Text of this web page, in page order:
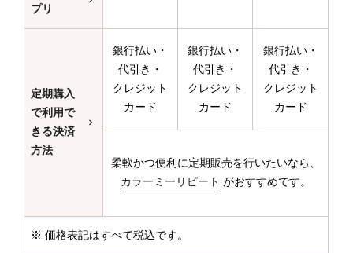
プリ
定期購入
で利用で
きる決済
方法
銀行払い・
代引き・
クレジット
カード
銀行払い・
代引き・
クレジット
カード
銀行払い・
代引き・
クレジット
カード
柔軟かつ便利に定期販売を行いたいなら、
カラーミーリピート がおすすめです。
※ 価格表記はすべて税込です。